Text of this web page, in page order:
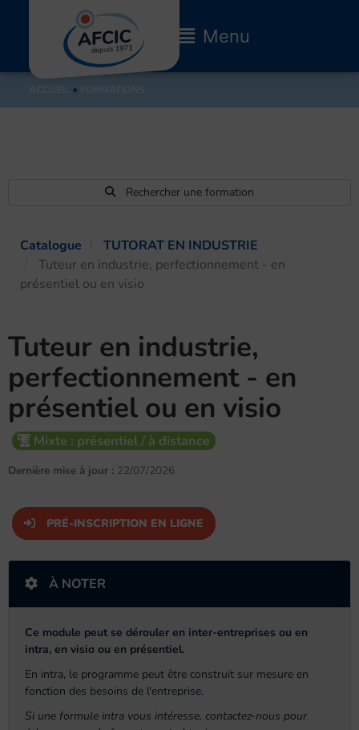
Main
Menu
Menu
ACCUEIL ● FORMATIONS
Rechercher une formation
Catalogue
TUTORAT EN INDUSTRIE
Tuteur en industrie, perfectionnement - en
présentiel ou en visio
Tuteur en industrie,
perfectionnement - en
présentiel ou en visio
Mixte : présentiel / à distance
Dernière mise à jour : 22/07/2026
PRÉ-INSCRIPTION EN LIGNE
À NOTER
Ce module peut se dérouler en inter-entreprises ou en
intra, en visio ou en présentiel.
En intra, le programme peut être construit sur mesure en
fonction des besoins de l'entreprise.
Si une formule intra vous intéresse, contactez-nous pour